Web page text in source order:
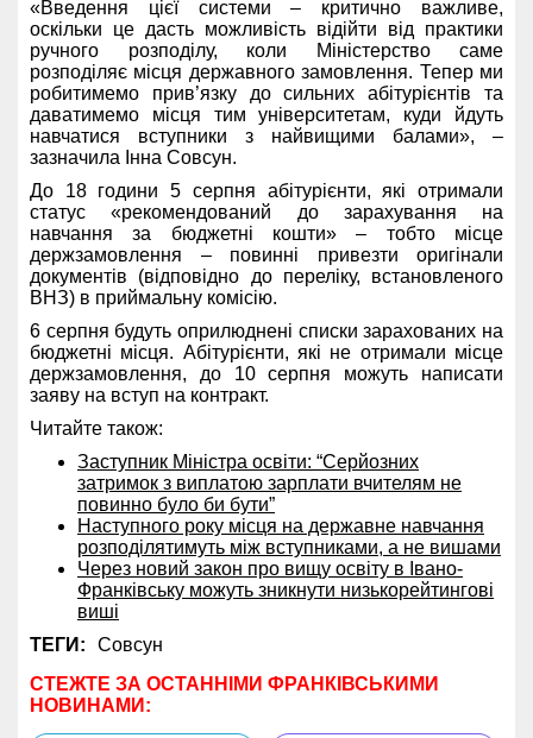
«Введення цієї системи – критично важливе,
оскільки це дасть можливість відійти від практики
ручного розподілу, коли Міністерство саме
розподіляє місця державного замовлення. Тепер ми
робитимемо прив’язку до сильних абітурієнтів та
даватимемо місця тим університетам, куди йдуть
навчатися вступники з найвищими балами», –
зазначила Інна Совсун.
До 18 години 5 серпня абітурієнти, які отримали
статус «рекомендований до зарахування на
навчання за бюджетні кошти» – тобто місце
держзамовлення – повинні привезти оригінали
документів (відповідно до переліку, встановленого
ВНЗ) в приймальну комісію.
6 серпня будуть оприлюднені списки зарахованих на
бюджетні місця. Абітурієнти, які не отримали місце
держзамовлення, до 10 серпня можуть написати
заяву на вступ на контракт.
Читайте також:
Заступник Міністра освіти: “Серйозних
затримок з виплатою зарплати вчителям не
повинно було би бути”
Наступного року місця на державне навчання
розподілятимуть між вступниками, а не вишами
Через новий закон про вищу освіту в Івано-
Франківську можуть зникнути низькорейтингові
виші
ТЕГИ:
Совсун
СТЕЖТЕ ЗА ОСТАННІМИ ФРАНКІВСЬКИМИ
НОВИНАМИ: